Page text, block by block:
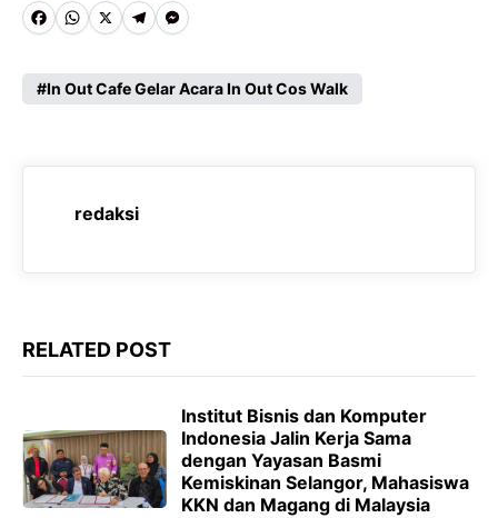
F
c
b
k
W
a
s
A
p
X T
l
g
r
m
M
s
e
e
In Out Cafe Gelar Acara In Out Cos Walk
redaksi
RELATED POST
Institut Bisnis dan Komputer
Indonesia Jalin Kerja Sama
dengan Yayasan Basmi
Kemiskinan Selangor, Mahasiswa
KKN dan Magang di Malaysia